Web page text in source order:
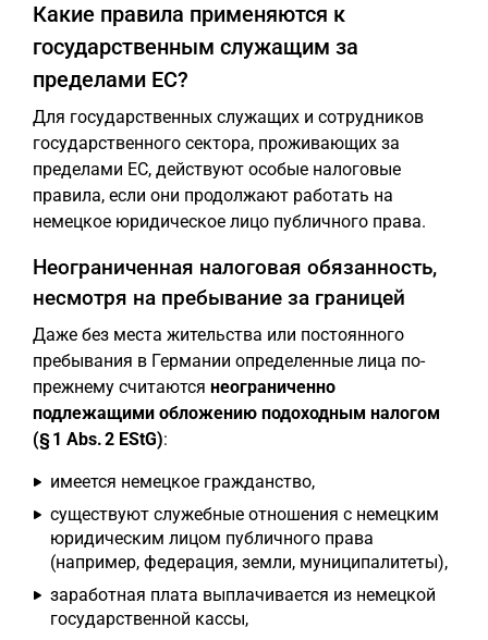
Какие правила применяются к
государственным служащим за
пределами ЕС?
Для государственных служащих и сотрудников
государственного сектора, проживающих за
пределами ЕС, действуют особые налоговые
правила, если они продолжают работать на
немецкое юридическое лицо публичного права.
Неограниченная налоговая обязанность,
несмотря на пребывание за границей
Даже без места жительства или постоянного
пребывания в Германии определенные лица по-
прежнему считаются неограниченно
подлежащими обложению подоходным налогом
(§ 1 Abs. 2 EStG):
имеется немецкое гражданство,
существуют служебные отношения с немецким
юридическим лицом публичного права
(например, федерация, земли, муниципалитеты),
заработная плата выплачивается из немецкой
государственной кассы,